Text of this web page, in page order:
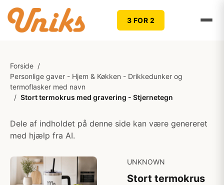
3 FOR 2
Forside /
Personlige gaver - Hjem & Køkken - Drikkedunker og
termoflasker med navn
/ Stort termokrus med gravering - Stjernetegn
Dele af indholdet på denne side kan være genereret
med hjælp fra AI.
UNKNOWN
Stort termokrus